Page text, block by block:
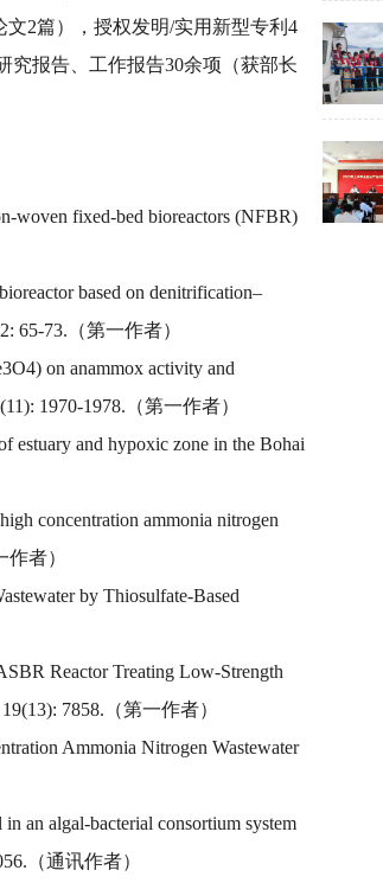
文2篇），授权发明/实用新型专利4
究报告、工作报告30余项（获部长
woven fixed-bed bioreactors (NFBR)
based on denitrification–
65-73.（第一作者）
on anammox activity and
1970-1978.（第一作者）
estuary and hypoxic zone in the Bohai
concentration ammonia nitrogen
作者）
by Thiosulfate-Based
Reactor Treating Low-Strength
7858.（第一作者）
Ammonia Nitrogen Wastewater
an algal-bacterial consortium system
（通讯作者）